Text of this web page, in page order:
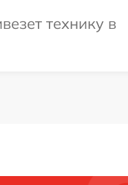
технику в